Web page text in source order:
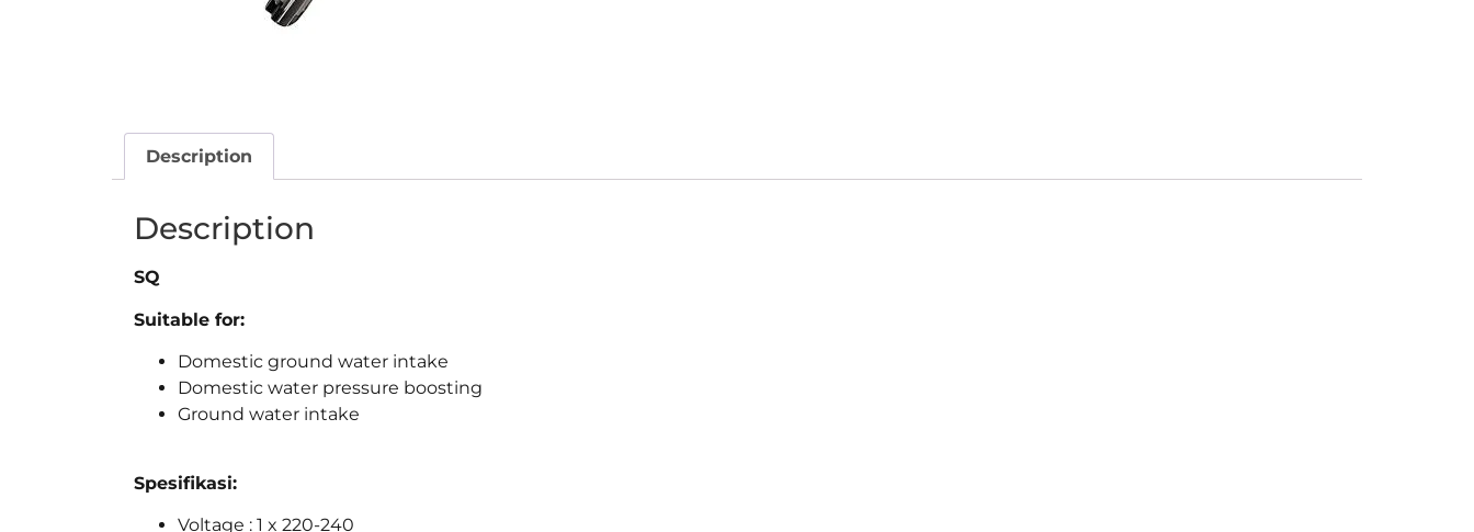
Description
Description
SQ
Suitable for:
Domestic ground water intake
Domestic water pressure boosting
Ground water intake
Spesifikasi:
Voltage : 1 x 220-240